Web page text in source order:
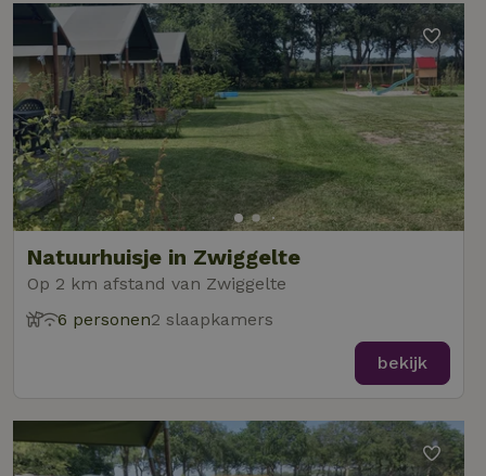
Natuurhuisje in Zwiggelte
Op 2 km afstand van Zwiggelte
6 personen2 slaapkamers
bekijk